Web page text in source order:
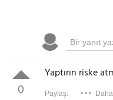
0
Yaptırın riske
Paylaş: